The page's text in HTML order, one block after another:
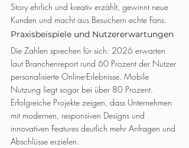
Story ehrlich und kreativ erzählt, gewinnt neue
Kunden und macht aus Besuchern echte Fans.
Praxisbeispiele und Nutzererwartungen
Die Zahlen sprechen für sich: 2026 erwarten
laut Branchenreport rund 60 Prozent der Nutzer
personalisierte Online-Erlebnisse. Mobile
Nutzung liegt sogar bei über 80 Prozent.
Erfolgreiche Projekte zeigen, dass Unternehmen
mit modernen, responsiven Designs und
innovativen Features deutlich mehr Anfragen und
Abschlüsse erzielen.